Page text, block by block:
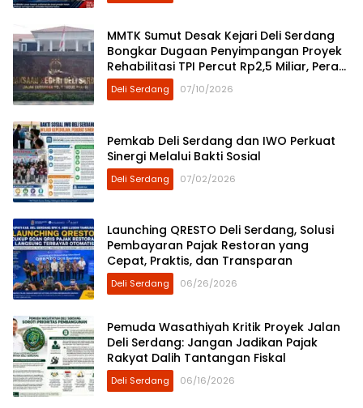
MMTK Sumut Desak Kejari Deli Serdang
Bongkar Dugaan Penyimpangan Proyek
Rehabilitasi TPI Percut Rp2,5 Miliar, Peran
ASN Berinisial AS hingga Dugaan Pinjam
Bendera Disorot
Deli Serdang 07/10/2026
Pemkab Deli Serdang dan IWO Perkuat
Sinergi Melalui Bakti Sosial
Deli Serdang 07/02/2026
Launching QRESTO Deli Serdang, Solusi
Pembayaran Pajak Restoran yang
Cepat, Praktis, dan Transparan
Deli Serdang 06/26/2026
Pemuda Wasathiyah Kritik Proyek Jalan
Deli Serdang: Jangan Jadikan Pajak
Rakyat Dalih Tantangan Fiskal
Deli Serdang 06/16/2026